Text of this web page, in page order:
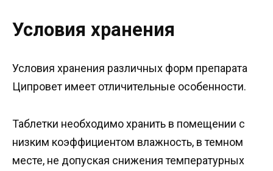
Условия хранения
Условия хранения различных форм препарата
Ципровет имеет отличительные особенности.
Таблетки необходимо хранить в помещении с
низким коэффициентом влажность, в темном
месте, не допуская снижения температурных